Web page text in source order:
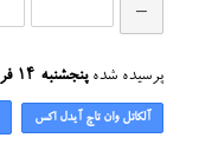
پرسیده شده پنجشنبه ۱۴ فروردین ۱۳۹۳
آلکاتل وان تاچ آیدل اکس